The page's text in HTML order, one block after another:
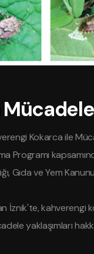
Kokarca ile
Programı
Gıda ve Yem
İznik'te, kahverengi
yaklaşımları